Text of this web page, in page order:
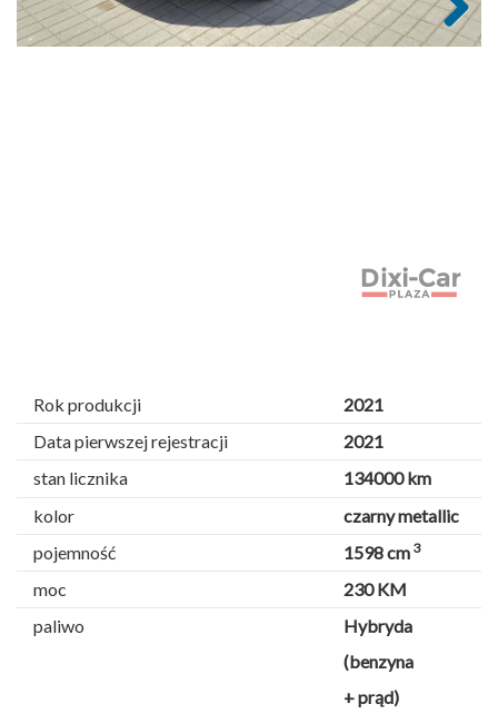
Next
Rok produkcji
2021
Data pierwszej rejestracji
2021
stan licznika
134000 km
kolor
czarny metallic
pojemność
1598 cm 3
moc
230 KM
paliwo
Hybryda
(benzyna
+ prąd)